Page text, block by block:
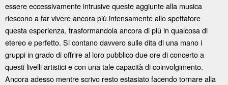
essere eccessivamente intrusive queste aggiunte alla musica
riescono a far vivere ancora più intensamente allo spettatore
questa esperienza, trasformandola ancora di più in qualcosa di
etereo e perfetto. Si contano davvero sulle dita di una mano i
gruppi in grado di offrire al loro pubblico due ore di concerto a
questi livelli artistici e con una tale capacità di coinvolgimento.
Ancora adesso mentre scrivo resto estasiato facendo tornare alla